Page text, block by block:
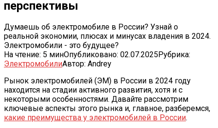
перспективы
Думаешь об электромобиле в России? Узнай о
реальной экономии, плюсах и минусах владения в 2024.
Электромобили - это будущее?
На чтение: 5 минОпубликовано: 02.07.2025Рубрика:
ЭлектромобилиАвтор: Andrey
Рынок электромобилей (ЭМ) в России в 2024 году
находится на стадии активного развития, хотя и с
некоторыми особенностями. Давайте рассмотрим
ключевые аспекты этого рынка и, главное, разберемся,
какие преимущества у электромобилей в России.